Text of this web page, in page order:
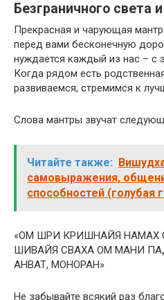
Безграничного света
Прекрасная и чарующая
перед вами бесконечную
нуждается каждый из нас – с
Когда рядом есть
развиваемся, стремимся к
Слова мантры звучат
Читайте также:
самовыражения,
способностей (голубая
«ОМ ШРИ КРИШНАЙЯ
ШИВАЙЯ СВАХА ОМ МАНИ
АНВАТ, МОНОРАН»
Не забывайте всякий раз